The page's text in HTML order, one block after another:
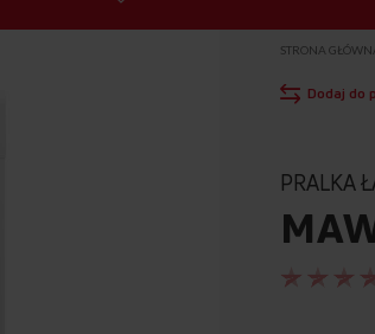
STRONA
Dodaj do
PRALKA